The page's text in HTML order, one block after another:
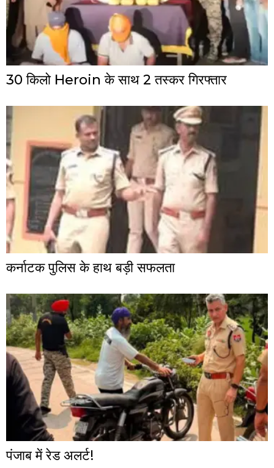
30 किलो Heroin के साथ 2 तस्कर गिरफ्तार
कर्नाटक पुलिस के हाथ बड़ी सफलता
पंजाब में रेड अलर्ट!